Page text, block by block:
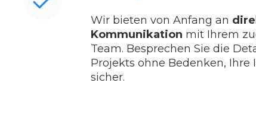
Wir bieten von Anfang an
Kommunikation mit Ihrem
Team. Besprechen Sie die
Projekts ohne Bedenken, Ihre
sicher.